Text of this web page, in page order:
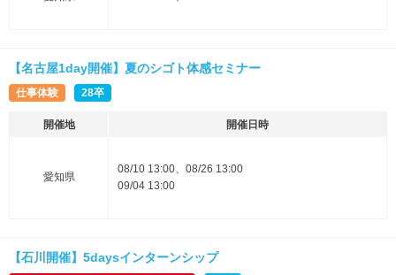
【名古屋1day開催】夏のシゴト体感セミナー
仕事体験 28卒
開催地 開催日時
愛知県
08/10 13:00、08/26 13:00
09/04 13:00
【石川開催】5daysインターンシップ